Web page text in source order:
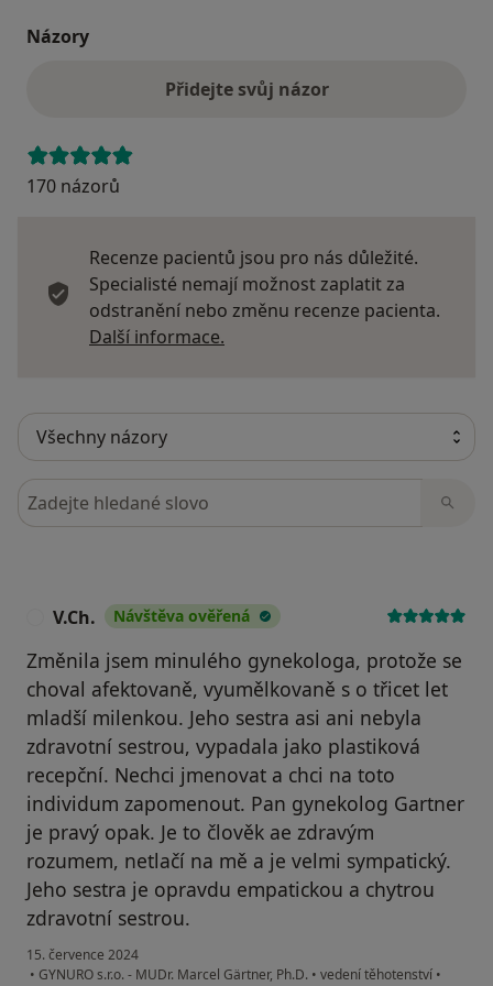
Členství v organizacích:
- člen České gynekologicko-porodnické společnosti
- člen Mezinárodní společnosti pro kontinenci (ICS)
- člen Mezinárodní urogynekologické společnosti
Názory
Přidejte svůj názor
170 názorů
Recenze pacientů jsou pro nás důležité.
Specialisté nemají možnost zaplatit za
odstranění nebo změnu recenze pacienta.
Další informace.
Hledejte v názorech
V.Ch. Návštěva ověřená
Změnila jsem minulého gynekologa, protože se
choval afektovaně, vyumělkovaně s o třicet let
mladší milenkou. Jeho sestra asi ani nebyla
zdravotní sestrou, vypadala jako plastiková
recepční. Nechci jmenovat a chci na toto
individum zapomenout. Pan gynekolog Gartner
je pravý opak. Je to člověk ae zdravým
rozumem, netlačí na mě a je velmi sympatický.
Jeho sestra je opravdu empatickou a chytrou
zdravotní sestrou.
15. července 2024
• GYNURO s.r.o. - MUDr. Marcel Gärtner, Ph.D. • vedení těhotenství •